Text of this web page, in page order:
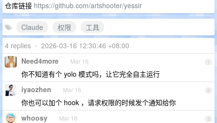
仓库链接 https://github.com/artshooter/yessir
Claude 权限
工具
4 replies • 2026-03-16 12:30:46 +08:00
1
Need4more Mar 16
你不知道有个 yolo 模式吗，让它完全自主运行
2
iyaozhen Mar 16
你也可以加个 hook ，请求权限的时候发个通知给你
3
whoosy Mar 16